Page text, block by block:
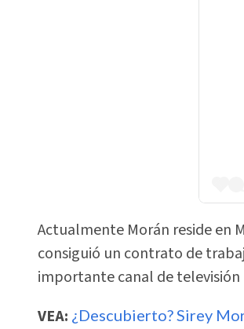
Actualmente Morán reside en
consiguió un contrato de
importante canal de televisión
VEA: ¿Descubierto? Sirey